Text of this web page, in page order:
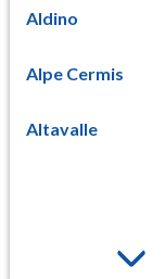
Aldino
Alpe Cermis
Altavalle